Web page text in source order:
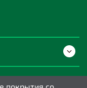
покрытия со